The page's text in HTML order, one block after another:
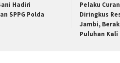
Hadiri
SPPG Polda
Pelaku
Diringkus
Jambi,
Puluhan Kali